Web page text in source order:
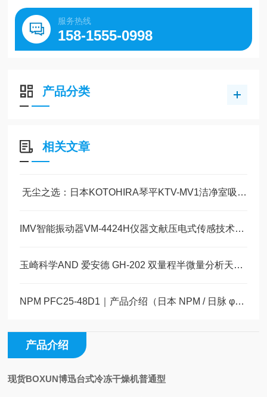
服务热线
158-1555-0998
产品分类
相关文章
​ 无尘之选：日本KOTOHIRA琴平KTV-MV1洁净室吸尘器技术解析
IMV智能振动器VM-4424H仪器文献压电式传感技术在设备状态监测中的应用
玉崎科学AND 爱安德 GH-202 双量程半微量分析天平 完整产品详情 + 行业应用
NPM PFC25-48D1｜产品介绍（日本 NPM / 日脉 φ25mm PM 步进电机）玉科现货
产品介绍
现货BOXUN博迅台式冷冻干燥机普通型